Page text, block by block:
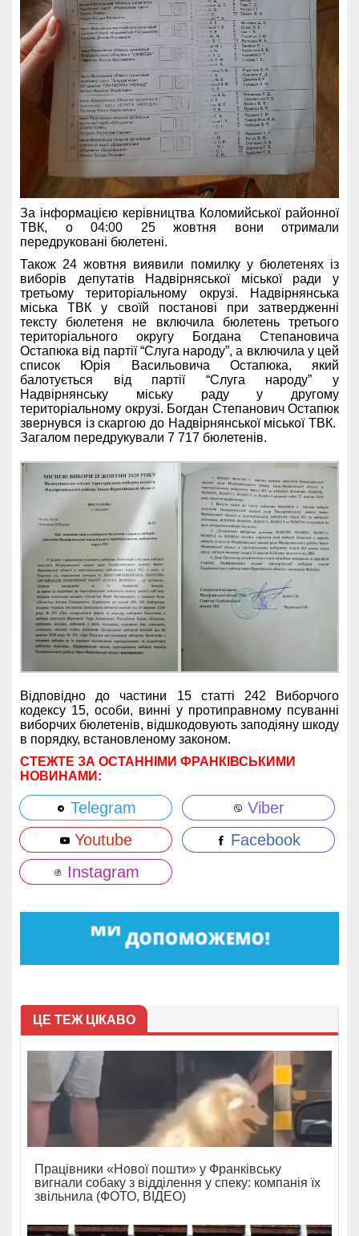
За інформацією керівництва Коломийської районної
ТВК, о 04:00 25 жовтня вони отримали
передруковані бюлетені.
Також 24 жовтня виявили помилку у бюлетенях із
виборів депутатів Надвірняської міської ради у
третьому територіальному окрузі. Надвірнянська
міська ТВК у своїй постанові при затвердженні
тексту бюлетеня не включила бюлетень третього
територіального округу Богдана Степановича
Остапюка від партії “Слуга народу”, а включила у цей
список Юрія Васильовича Остапюка, який
балотується від партії “Слуга народу” у
Надвірнянську міську раду у другому
територіальному окрузі. Богдан Степанович Остапюк
звернувся із скаргою до Надвірнянської міської ТВК.
Загалом передрукували 7 717 бюлетенів.
Відповідно до частини 15 статті 242 Виборчого
кодексу 15, особи, винні у протиправному псуванні
виборчих бюлетенів, відшкодовують заподіяну шкоду
в порядку, встановленому законом.
СТЕЖТЕ ЗА ОСТАННІМИ ФРАНКІВСЬКИМИ
НОВИНАМИ:
Telegram
Viber
Youtube
Facebook
Instagram
ЦЕ ТЕЖ ЦІКАВО
Працівники «Нової пошти» у Франківську
вигнали собаку з відділення у спеку: компанія їх
звільнила (ФОТО, ВІДЕО)